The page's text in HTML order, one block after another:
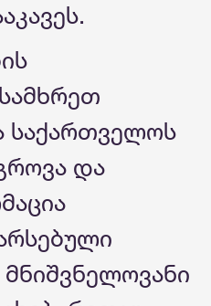
საქართველოს
და